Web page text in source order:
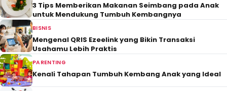
3 Tips Memberikan Makanan Seimbang pada Anak
untuk Mendukung Tumbuh Kembangnya
BISNIS
Mengenal QRIS Ezeelink yang Bikin Transaksi
Usahamu Lebih Praktis
PARENTING
Kenali Tahapan Tumbuh Kembang Anak yang Ideal